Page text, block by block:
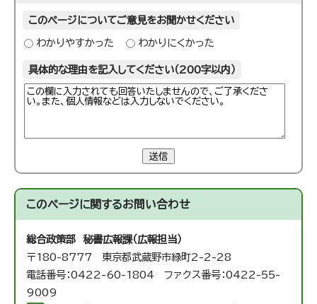
このページについてご意見をお聞かせください
わかりやすかった わかりにくかった
具体的な理由を記入してください（200字以内）
送信
このページに関するお問い合わせ
総合政策部 秘書広報課（広報担当）
〒180-8777 東京都武蔵野市緑町2-2-28
電話番号：0422-60-1804 ファクス番号：0422-55-
9009